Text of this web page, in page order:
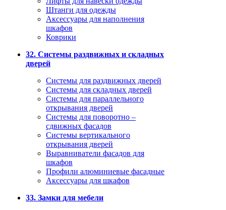
Штанги для одежды
Аксессуары для наполнения
шкафов
Коврики
32. Системы раздвижных и складных
дверей
Системы для раздвижных дверей
Системы для складных дверей
Системы для параллельного
открывания дверей
Системы для поворотно –
сдвижных фасадов
Системы вертикального
открывания дверей
Выравниватели фасадов для
шкафов
Профили алюминиевые фасадные
Аксессуары для шкафов
33. Замки для мебели